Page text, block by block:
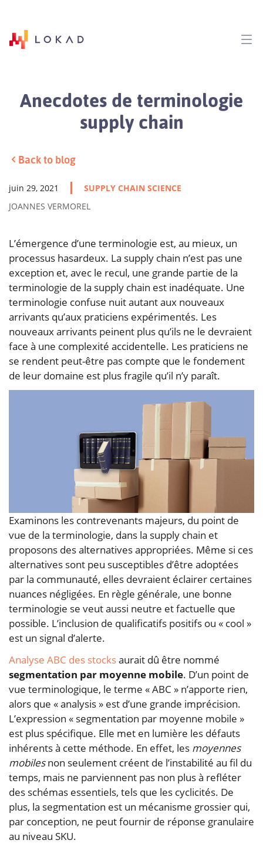
Anecdotes de terminologie
supply chain
Back to blog
juin 29, 2021
SUPPLY CHAIN SCIENCE
JOANNES VERMOREL
L’émergence d’une terminologie est, au mieux, un
processus hasardeux. La supply chain n’est pas une
exception et, avec le recul, une grande partie de la
terminologie de la supply chain est inadéquate. Une
terminologie confuse nuit autant aux nouveaux
arrivants qu’aux praticiens expérimentés. Les
nouveaux arrivants peinent plus qu’ils ne le devraient
face à une complexité accidentelle. Les praticiens ne
se rendent peut-être pas compte que le fondement
de leur domaine est plus fragile qu’il n’y paraît.
Examinons les contrevenants majeurs, du point de
vue de la terminologie, dans la supply chain et
proposons des alternatives appropriées. Même si ces
alternatives sont peu susceptibles d’être adoptées
par la communauté, elles devraient éclairer certaines
nuances négligées. En règle générale, une bonne
terminologie se veut aussi neutre et factuelle que
possible. L’inclusion de qualificatifs positifs ou « cool »
est un signal d’alerte.
Analyse ABC des stocksaurait dû être nommé
segmentation par moyenne mobile. D’un point de
vue terminologique, le terme « ABC » n’apporte rien,
alors que « analysis » est d’une grande imprécision.
L’expression « segmentation par moyenne mobile »
est plus spécifique. Elle met en lumière les défauts
inhérents à cette méthode. En effet, les moyennes
mobilesnon seulement créent de l’instabilité au fil du
temps, mais ne parviennent pas non plus à refléter
des schémas essentiels, tels que les cyclicités. De
plus, la segmentation est un mécanisme grossier qui,
par conception, ne peut fournir de réponse granulaire
au niveau SKU.